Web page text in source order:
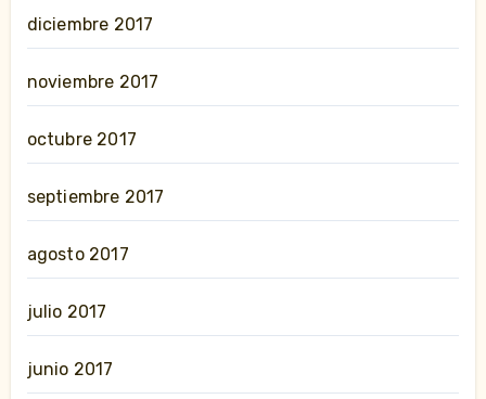
diciembre 2017
noviembre 2017
octubre 2017
septiembre 2017
agosto 2017
julio 2017
junio 2017